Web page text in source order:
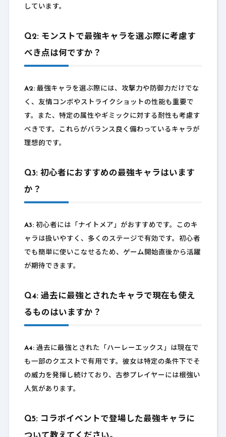
しています。
Q2: モンストで最強キャラを選ぶ際に考慮す
べき点は何ですか？
A2:最強キャラを選ぶ際には、攻撃力や防御力だけでな
く、友情コンボやストライクショットの性能も重要で
す。また、特定の属性やギミックに対する耐性も考慮す
べきです。これらがバランス良く備わっているキャラが
理想的です。
Q3: 初心者におすすめの最強キャラはいます
か？
A3:初心者には「ナイトメア」がおすすめです。このキ
ャラは扱いやすく、多くのステージで有効です。初心者
でも簡単に使いこなせるため、ゲーム開始直後から活躍
が期待できます。
Q4: 過去に最強とされたキャラで現在も使え
るものはいますか？
A4:過去に最強とされた「ハーレーエックス」は現在で
も一部のクエストで有用です。彼女は特定の条件下でそ
の威力を発揮し続けており、古参プレイヤーには根強い
人気があります。
Q5: コラボイベントで登場した最強キャラに